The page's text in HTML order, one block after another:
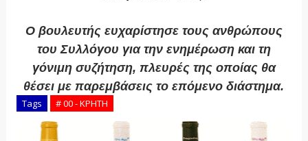
Ο βουλευτής ευχαρίστησε τους ανθρώπους
του Συλλόγου για την ενημέρωση και τη
γόνιμη συζήτηση, πλευρές της οποίας θα
θέσει με παρεμβάσεις το επόμενο διάστημα.
Tags # 00 - ΚΡΗΤΗ